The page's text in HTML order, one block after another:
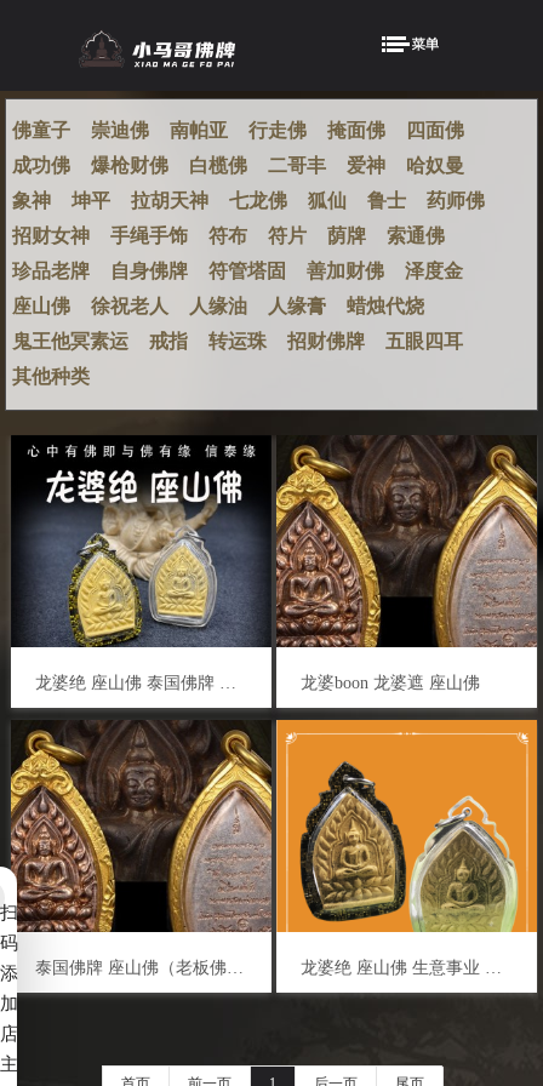
佛童子 崇迪佛 南帕亚 行走佛 掩面佛
四面佛
成功佛
爆枪财佛 白榄佛 二哥丰 爱神
哈奴曼
象神
坤平 拉胡天神 七龙佛 狐仙 鲁士
药师佛
招财女神
手绳手饰 符布 符片 荫牌
索通佛
珍品老牌
自身佛牌 符管塔固 善加财佛
泽度金
座山佛
徐祝老人 人缘油 人缘膏
蜡烛代烧
鬼王他冥素运
戒指 转运珠 招财佛牌
五眼四耳
其他种类
龙婆绝 座山佛 泰国佛牌 生意事业 金融投资 健康平安 逢凶化吉 人缘贵人 ​龙婆boon 龙婆遮 座山佛
泰国佛牌 座山佛（老板佛）起源 龙婆绝 座山佛 生意事业 运势贵人 逢凶化吉 人缘财运 健康平安
扫
码
添
加
店
主